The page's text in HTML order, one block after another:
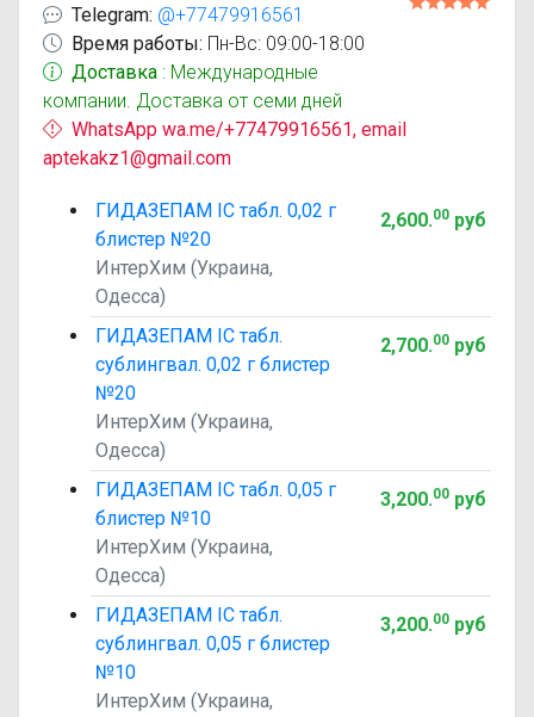
Telegram: @+77479916561
Время работы: Пн-Вс: 09:00-18:00
Доставка : Международные
компании. Доставка от семи дней
WhatsApp wa.me/+77479916561, email
aptekakz1@gmail.com
ГИДАЗЕПАМ IC табл. 0,02 г
блистер №20
ИнтерХим (Украина,
Одесса)
2,600.00руб
ГИДАЗЕПАМ IC табл.
сублингвал. 0,02 г блистер
№20
ИнтерХим (Украина,
Одесса)
2,700.00руб
ГИДАЗЕПАМ IC табл. 0,05 г
блистер №10
ИнтерХим (Украина,
Одесса)
3,200.00руб
ГИДАЗЕПАМ IC табл.
сублингвал. 0,05 г блистер
№10
ИнтерХим (Украина,
3,200.00руб